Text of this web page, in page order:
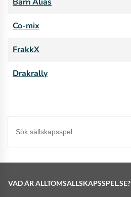
Co-mix
FrakkX
Drakrally
VAD ÄR ALLTOMSALLSKAPSSPEL.SE?